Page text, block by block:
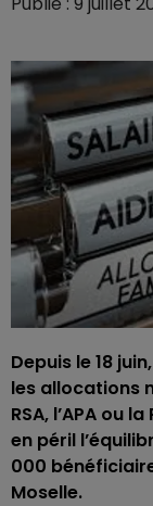
Depuis le 18
les allocations
RSA, l’APA ou
en péril
000
Moselle.